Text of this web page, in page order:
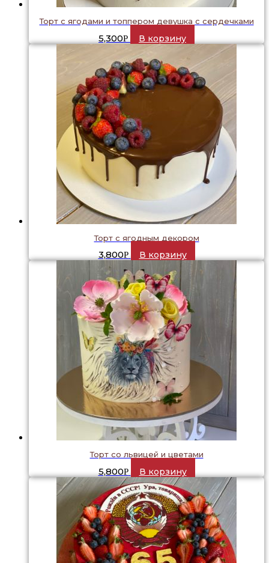
Торт с ягодами и топпером девушка с сердечками
5,300Р В корзину
Торт с ягодным декором
3,800Р В корзину
Торт со львицей и цветами
5,800Р В корзину